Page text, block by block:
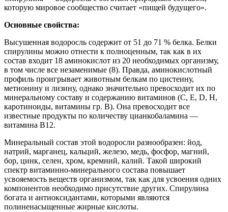
которую мировое сообщество считает «пищей будущего».
Основные свойства:
Высушенная водоросль содержит от 51 до 71 % белка. Белки
спирулины можно отнести к полноценным, так как в их
состав входит 18 аминокислот из 20 необходимых организму,
в том числе все незаменимые (8). Правда, аминокислотный
профиль проигрывает животным белкам по цистеину,
метионину и лизину, однако значительно превосходит их по
минеральному составу и содержанию витаминов (C, E, D, Н,
каротиноиды, витамины гр. B). Она превосходит все
известные продукты по количеству цианкобаламина —
витамина B12.
Минеральный состав этой водоросли разнообразен: йод,
натрий, марганец, кальций, железо, медь, фосфор, магний,
бор, цинк, селен, хром, кремний, калий. Такой широкий
спектр витаминно-минерального состава повышает
усвояемость веществ организмом, так как для усвоения одних
компонентов необходимо присутствие других. Спирулина
богата и антиоксидантами, которыми являются
полиненасыщенные жирные кислоты.